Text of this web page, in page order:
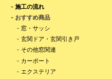
- 施工の流れ
- おすすめ商品
- 窓・サッシ
- 玄関ドア・玄関引き戸
- その他窓関連
- カーポート
- エクステリア